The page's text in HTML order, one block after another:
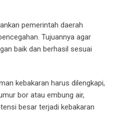
pemerintah daerah
Tujuannya agar
baik dan berhasil sesuai
kebakaran harus dilengkapi,
bor atau embung air,
besar terjadi kebakaran